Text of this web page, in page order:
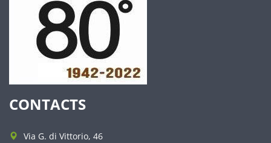
CONTACTS
Via G. di Vittorio, 46